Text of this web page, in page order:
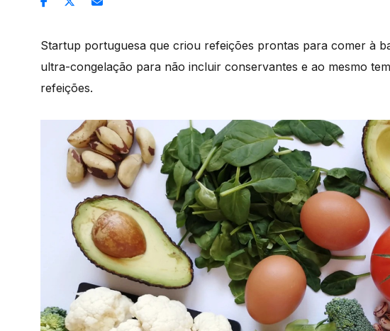
Startup portuguesa que criou refeições prontas para comer à
ultra-congelação para não incluir conservantes e ao mesmo
refeições.